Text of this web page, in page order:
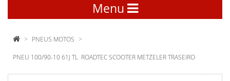
Menu
PNEUS MOTOS
PNEU 100/90-10 61J TL ROADTEC SCOOTER METZELER TRASEIRO